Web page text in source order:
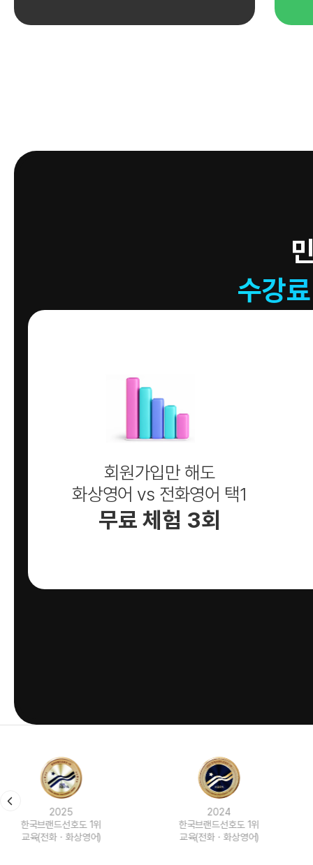
수강
회원가입만 해도
화상영어 vs 전화영어 택1
무료 체험 3회
2024
한국브랜드선호도 1위
교육(전화ㆍ화상영어)
2023
한국브랜드선호도 1위
교육(전화ㆍ화상영어)